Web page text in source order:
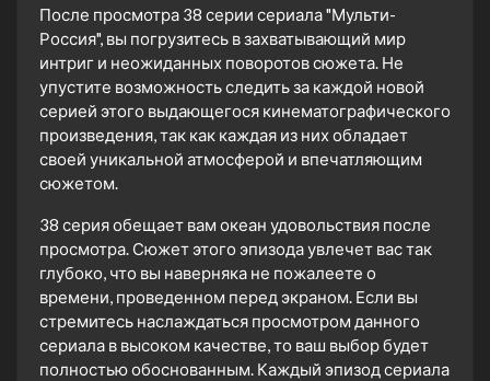
После просмотра 38 серии сериала "Мульти-
Россия", вы погрузитесь в захватывающий мир
интриг и неожиданных поворотов сюжета. Не
упустите возможность следить за каждой новой
серией этого выдающегося кинематографического
произведения, так как каждая из них обладает
своей уникальной атмосферой и впечатляющим
сюжетом.
38 серия обещает вам океан удовольствия после
просмотра. Сюжет этого эпизода увлечет вас так
глубоко, что вы наверняка не пожалеете о
времени, проведенном перед экраном. Если вы
стремитесь наслаждаться просмотром данного
сериала в высоком качестве, то ваш выбор будет
полностью обоснованным. Каждый эпизод сериала